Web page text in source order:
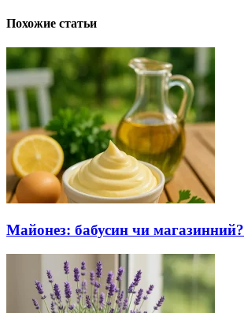
Похожие статьи
Майонез: бабусин чи магазинний?